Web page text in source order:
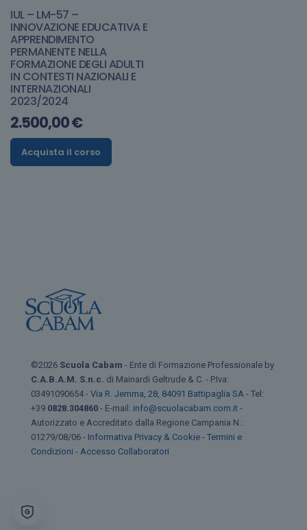
IUL – LM-57 –
INNOVAZIONE EDUCATIVA E
APPRENDIMENTO
PERMANENTE NELLA
FORMAZIONE DEGLI ADULTI
IN CONTESTI NAZIONALI E
INTERNAZIONALI
2023/2024
2.500,00€
Acquista il corso
©2026 Scuola Cabam - Ente di Formazione Professionale by
C.A.B.A.M. S.n.c. di Mainardi Geltrude & C. - P.Iva:
03491090654 - Via R. Jemma, 28, 84091 Battipaglia SA - Tel:
+39 0828.304860 - E-mail: info@scuolacabam.com.it -
Autorizzato e Accreditato dalla Regione Campania N.:
01279/08/06 - Informativa Privacy & Cookie - Termini e
Condizioni - Accesso Collaboratori